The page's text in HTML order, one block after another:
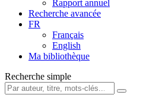
Rapport annuel
Recherche avancée
FR
Français
English
Ma bibliothèque
Recherche simple